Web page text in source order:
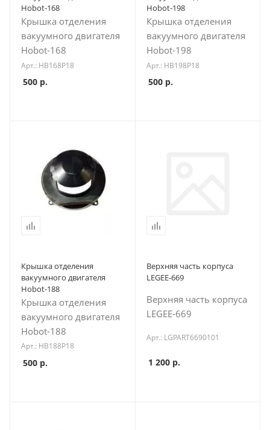
Hobot-168
Крышка отделения
вакуумного двигателя
Hobot-168
Арт.: HB168P18
500 р.
Hobot-198
Крышка отделения
вакуумного двигателя
Hobot-198
Арт.: HB198P18
500р.
Крышка отделения
вакуумного двигателя
Hobot-188
Крышка отделения
вакуумного двигателя
Hobot-188
Арт.: HB188P18
500 р.
Верхняя часть корпуса
LEGEE-669
Верхняя часть корпуса
LEGEE-669
Арт.: LGPART6690101
1 200р.